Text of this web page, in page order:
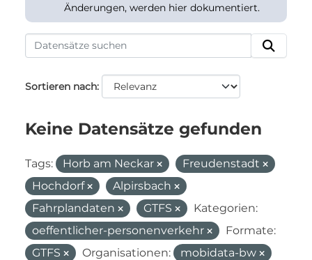
Änderungen, werden hier dokumentiert.
Sortieren nach
Keine Datensätze gefunden
Tags: Horb am Neckar
Freudenstadt
Hochdorf
Alpirsbach
Fahrplandaten
GTFS
Kategorien:
oeffentlicher-personenverkehr
Formate:
GTFS
Organisationen: mobidata-bw